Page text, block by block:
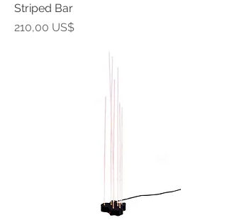
Striped Bar
Precio
210,00 US$